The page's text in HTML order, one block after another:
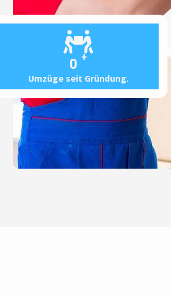
0 +
Umzüge seit Gründung.